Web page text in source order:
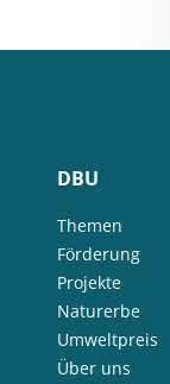
DBU
Themen
Förderung
Projekte
Naturerbe
Umweltpreis
Über uns